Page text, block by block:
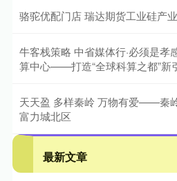
骆驼优配门店 瑞达期货工业硅产
牛客栈策略 中省媒体行·必须是孝
算中心——打造“全球科算之都”新
天天盈 多样秦岭 万物有爱——秦
富力城北区
最新文章